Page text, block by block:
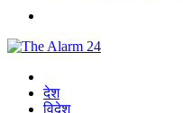
देश
विदेश